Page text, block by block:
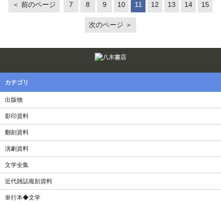
＜ 前のページ 7 8 9 10 11 12 13 14 15
次のページ ＞
カテゴリ
出版物
影印資料
翻刻資料
演劇資料
文学全集
近代雑誌複刻資料
単行本◆文学